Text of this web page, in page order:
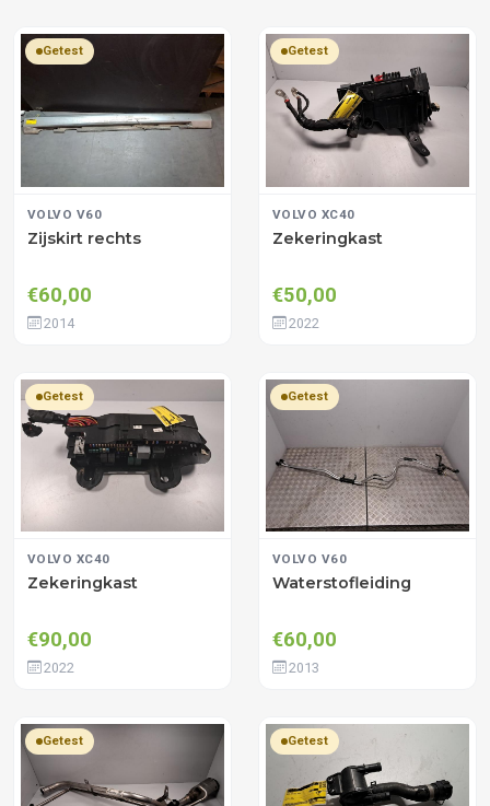
Getest
VOLVO V60
Zijskirt rechts
€60,00
2014
Getest
VOLVO XC40
Zekeringkast
€50,00
2022
Getest
VOLVO XC40
Zekeringkast
€90,00
2022
Getest
VOLVO V60
Waterstofleiding
€60,00
2013
Getest Getest